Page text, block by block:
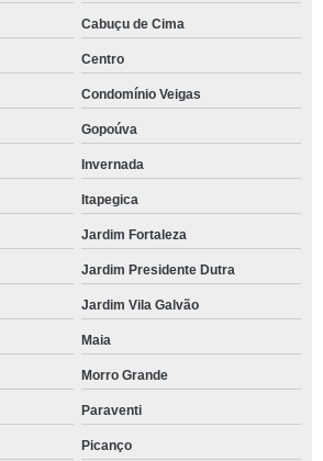
Cabuçu de Cima
Centro
Condomínio Veigas
Gopoúva
Invernada
Itapegica
Jardim Fortaleza
Jardim Presidente Dutra
Jardim Vila Galvão
Maia
Morro Grande
Paraventi
Picanço